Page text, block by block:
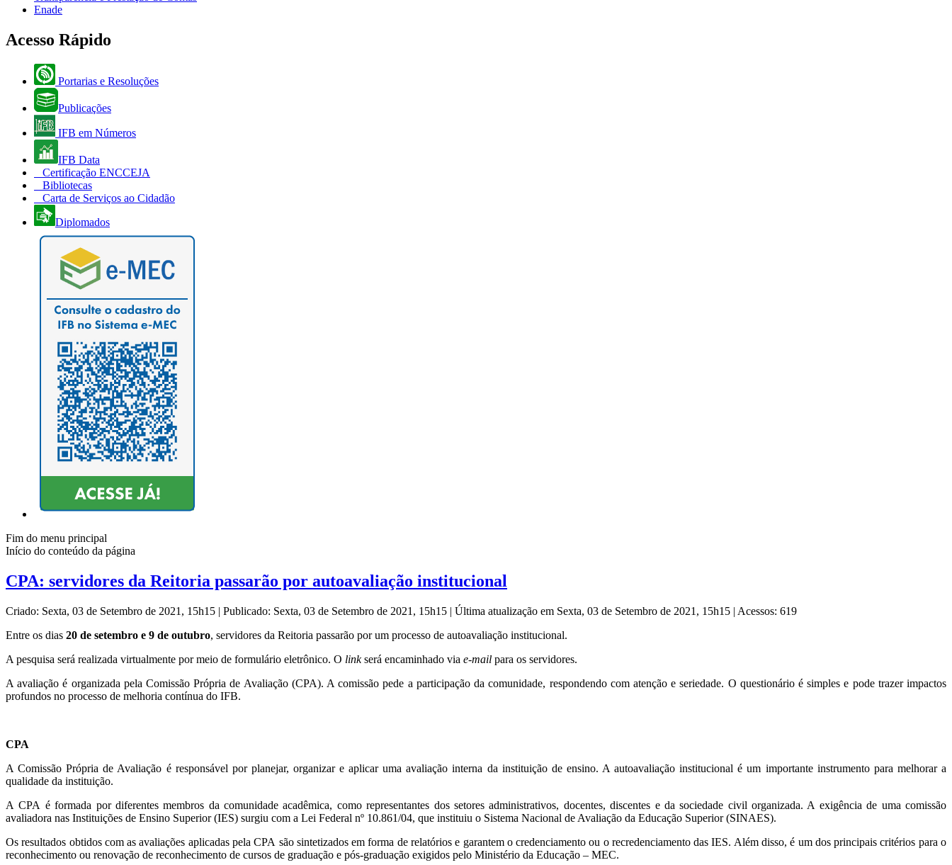
Enade
Acesso Rápido
Portarias e Resoluções
Publicações
IFB em Números
IFB Data
Certificação ENCCEJA
Bibliotecas
Carta de Serviços ao Cidadão
Diplomados
Fim do menu principal
Início do conteúdo da página
CPA: servidores da Reitoria passarão por autoavaliação institucional
Criado: Sexta, 03 de Setembro de 2021, 15h15 | Publicado: Sexta, 03 de Setembro de 2021, 15h15 | Última atualização em Sexta, 03 de Setembro de 2021, 15h15 | Acessos: 619
Entre os dias 20 de setembro e 9 de outubro, servidores da Reitoria passarão por um processo de autoavaliação institucional.
A pesquisa será realizada virtualmente por meio de formulário eletrônico. O linkserá encaminhado via e-mail para os servidores.
A avaliação é organizada pela Comissão Própria de Avaliação (CPA). A comissão pede a participação da comunidade, respondendo com atenção e seriedade. O questionário é simples e pode trazer impactos
profundos no processo de melhoria contínua do IFB.
CPA
A Comissão Própria de Avaliação é responsável por planejar, organizar e aplicar uma avaliação interna da instituição de ensino. A autoavaliação institucional é um importante instrumento para melhorar a
qualidade da instituição.
A CPA é formada por diferentes membros da comunidade acadêmica, como representantes dos setores administrativos, docentes, discentes e da sociedade civil organizada. A exigência de uma comissão
avaliadora nas Instituições de Ensino Superior (IES) surgiu com a Lei Federal nº 10.861/04, que instituiu o Sistema Nacional de Avaliação da Educação Superior (SINAES).
Os resultados obtidos com as avaliações aplicadas pela CPA são sintetizados em forma de relatórios e garantem o credenciamento ou o recredenciamento das IES. Além disso, é um dos principais critérios para o
reconhecimento ou renovação de reconhecimento de cursos de graduação e pós-graduação exigidos pelo Ministério da Educação – MEC.